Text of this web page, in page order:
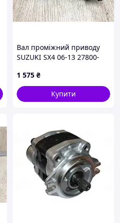
Вал проміжний приводу
SUZUKI SX4 06-13 27800-
1 575 ₴
Купити